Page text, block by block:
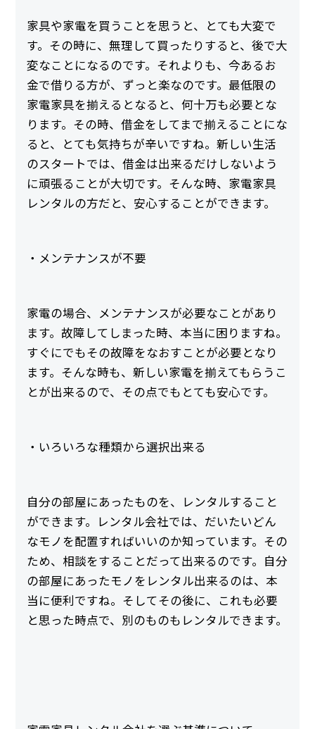
家具や家電を買うことを思うと、とても大変で
す。その時に、無理して買ったりすると、後で大
変なことになるのです。それよりも、今あるお
金で借りる方が、ずっと楽なのです。最低限の
家電家具を揃えるとなると、何十万も必要とな
ります。その時、借金をしてまで揃えることにな
ると、とても気持ちが辛いですね。新しい生活
のスタートでは、借金は出来るだけしないよう
に頑張ることが大切です。そんな時、家電家具
レンタルの方だと、安心することができます。
・メンテナンスが不要
家電の場合、メンテナンスが必要なことがあり
ます。故障してしまった時、本当に困りますね。
すぐにでもその故障をなおすことが必要となり
ます。そんな時も、新しい家電を揃えてもらうこ
とが出来るので、その点でもとても安心です。
・いろいろな種類から選択出来る
自分の部屋にあったものを、レンタルすること
ができます。レンタル会社では、だいたいどん
なモノを配置すればいいのか知っています。その
ため、相談をすることだって出来るのです。自分
の部屋にあったモノをレンタル出来るのは、本
当に便利ですね。そしてその後に、これも必要
と思った時点で、別のものもレンタルできます。